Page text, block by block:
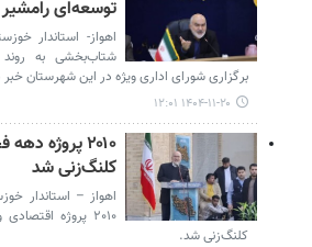
توسعه‌ای
اهواز- استاندار
شتاب‌بخشی به
برگزاری شورای اداری ویژه در این شهرستان خبر
۱۴۰۴-۱۱-۲۰ ۱۲:۰۱
۲۰۱۰ پروژه
کلنگ‌زنی شد
اهواز – استاندار
۲۰۱۰ پروژه
کلنگ‌زنی شد.